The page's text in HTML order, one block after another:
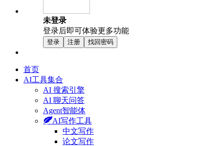
未登录
登录后即可体验更多功能
登录 注册 找回密码
首页
AI工具集合
AI 搜索引擎
AI 聊天问答
Agent智能体
AI写作工具
中文写作
论文写作